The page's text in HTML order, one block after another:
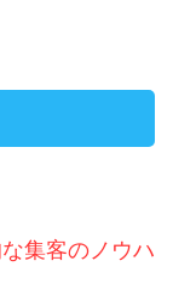
集客のノウハ